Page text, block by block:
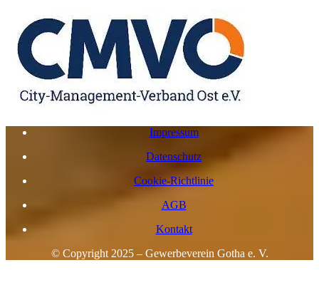
Impressum
Datenschutz
Cookie-Richtlinie
AGB
Kontakt
© Copyright 2025 – Gewerbeverein Gotha e. V.